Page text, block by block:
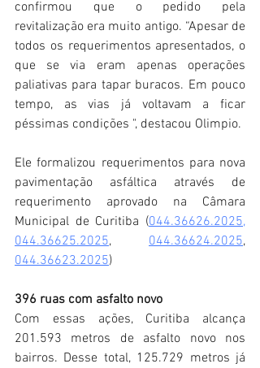
confirmou que o pedido pela
revitalização era muito antigo. “Apesar de
todos os requerimentos apresentados, o
que se via eram apenas operações
paliativas para tapar buracos. Em pouco
tempo, as vias já voltavam a ficar
péssimas condições ", destacou Olimpio.
Ele formalizou requerimentos para nova
pavimentação asfáltica através de
requerimento aprovado na Câmara
Municipal de Curitiba (044.36626.2025,
044.36625.2025, 044.36624.2025
044.36623.2025)
396 ruas com asfalto novo
Com essas ações, Curitiba alcança
201.593 metros de asfalto novo nos
bairros. Desse total, 125.729 metros já